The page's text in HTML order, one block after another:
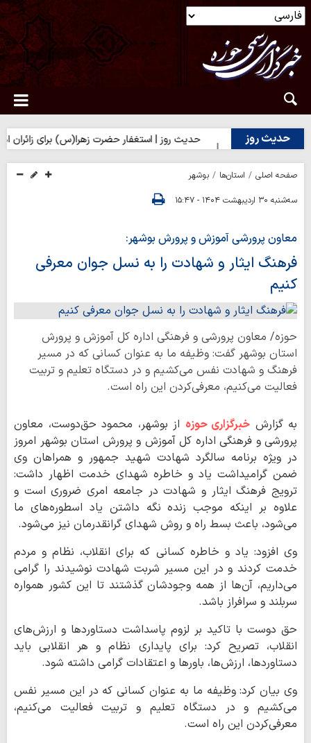
حدیث روز
تلخی حق حدیث روز | استغفار حضرت زهرا(س) برای زائران امام
صفحه اصلی استان‌ها
بوشهر
سه‌شنبه ۳۰ اردیبهشت ۱۴۰۴ - ۱۵:۴۷
معاون پرورشی آموزش و پرورش بوشهر:
فرهنگ ایثار و شهادت را به نسل جوان معرفی
کنیم
حوزه/ معاون پرورشی و فرهنگی اداره کل آموزش و پرورش
استان بوشهر گفت: وظیفه ما به عنوان کسانی که در مسیر
فرهنگ و شهادت نفس می‌کشیم و در دستگاه تعلیم و تربیت
فعالیت می‌کنیم، معرفی‌کردن این راه است.
به گزارش خبرگزاری حوزه از بوشهر، محمود حق‌دوست، معاون
پرورشی و فرهنگی اداره کل آموزش و پرورش استان بوشهر امروز
در ویژه برنامه سالگرد شهادت شهید جمهور و همراهان وی
ضمن گرامیداشت یاد و خاطره شهدای خدمت اظهار داشت:
ترویج فرهنگ ایثار و شهادت در جامعه امری ضروری است و
علاوه بر اینکه موجب زنده نگه داشتن یاد اسطوره‌های ما
می‌شود، باعث بسط راه و روش شهدای گرانقدرمان نیز می‌شود.
وی افزود: یاد و خاطره کسانی که برای انقلاب، نظام و مردم
خدمت کردند و در این مسیر شربت شهادت نوشیدند را گرامی
می‌داریم، آن‌ها از همه وجودشان گذشتند تا این کشور همواره
سربلند و سرافراز باشد.
حق دوست با تاکید بر لزوم پاسداشت دستاوردها و ارزش‌های
انقلاب، تصریح کرد: برای پایداری نظام و هر انقلابی باید
دستاوردها، ارزش‌ها، باورها و اعتقادات گرامی داشته شود.
وی بیان کرد: وظیفه ما به عنوان کسانی که در این مسیر نفس
می‌کشیم و در دستگاه تعلیم و تربیت فعالیت می‌کنیم،
معرفی‌کردن این راه است.